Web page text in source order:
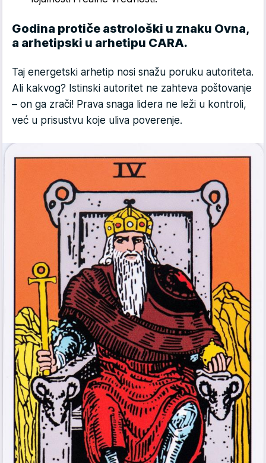
Godina protiče astrološki u znaku Ovna,
a arhetipski u arhetipu CARA.
Taj energetski arhetip nosi snažu poruku autoriteta.
Ali kakvog? Istinski autoritet ne zahteva poštovanje
– on ga zrači! Prava snaga lidera ne leži u kontroli,
već u prisustvu koje uliva poverenje.